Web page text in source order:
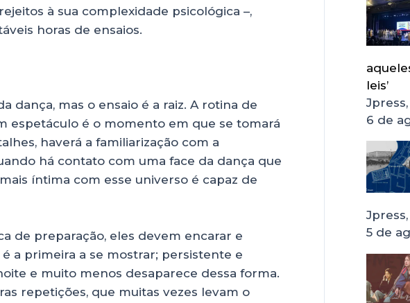
à sua complexidade psicológica –,
horas de ensaios.
dança, mas o ensaio é a raiz. A rotina de
espetáculo é o momento em que se tomará
haverá a familiarização com a
há contato com uma face da dança que
íntima com esse universo é capaz de
de preparação, eles devem encarar e
a primeira a se mostrar; persistente e
e muito menos desaparece dessa forma.
repetições, que muitas vezes levam o
leis’
6 de
5 de